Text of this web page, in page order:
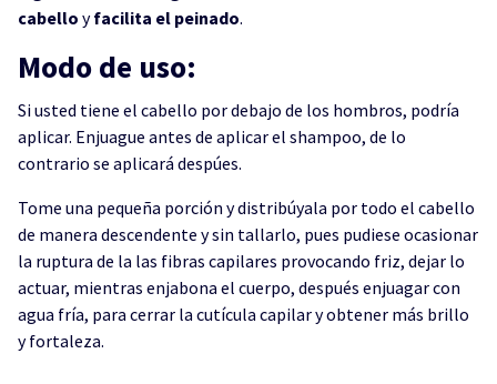
cabello yfacilita el peinado.
Modo de uso:
Si usted tiene el cabello por debajo de los hombros, podría
aplicar. Enjuague antes de aplicar el shampoo, de lo
contrario se aplicará despúes.
Tome una pequeña porción y distribúyala por todo el cabello
de manera descendente y sin tallarlo, pues pudiese ocasionar
la ruptura de la las fibras capilares provocando friz, dejar lo
actuar, mientras enjabona el cuerpo, después enjuagar con
agua fría, para cerrar la cutícula capilar y obtener más brillo
y fortaleza.